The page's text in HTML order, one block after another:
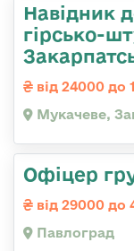
Навідник
гірсько-
від 24000 до
Мукачеве,
Офіцер
від 29000 до
Павлоград